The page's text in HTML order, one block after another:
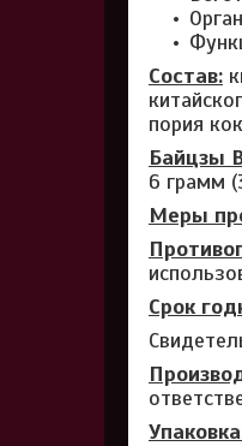
Состав:
пория
Байцзы
6 грамм
Меры
Срок